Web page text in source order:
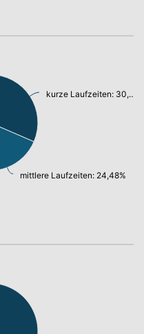
kurze Laufzeiten: 30,69%
mittlere Laufzeiten: 24,48%